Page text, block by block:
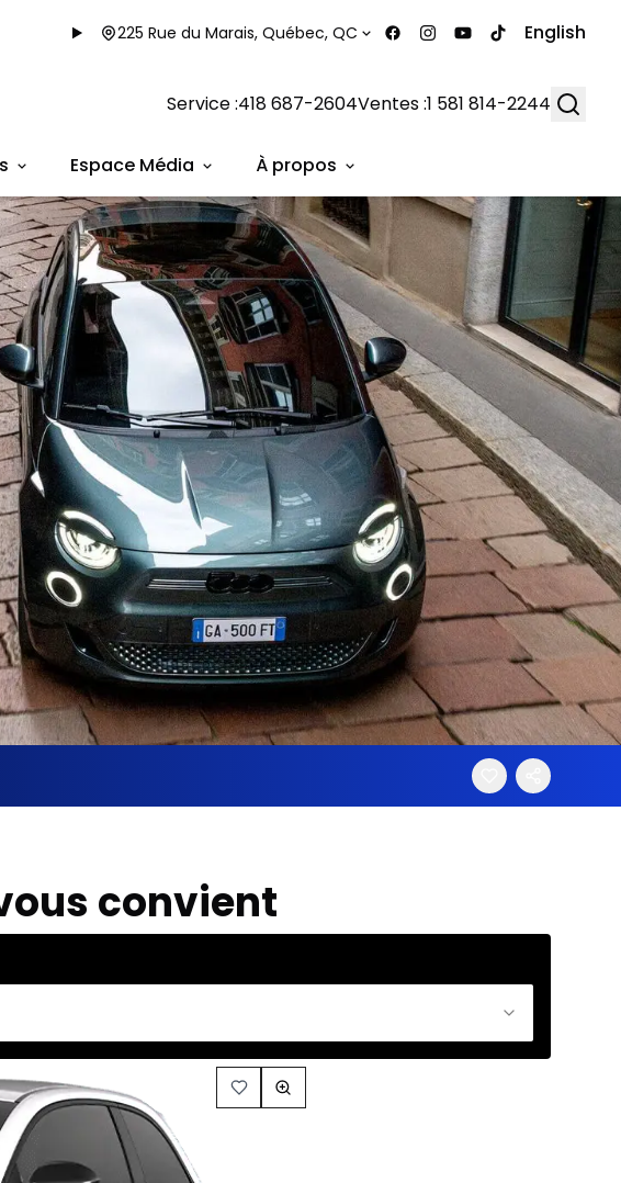
225 Rue du Marais, Québec, QC English
Service :418 687-2604Ventes :1 581 814-2244
Espace Média À propos
convient